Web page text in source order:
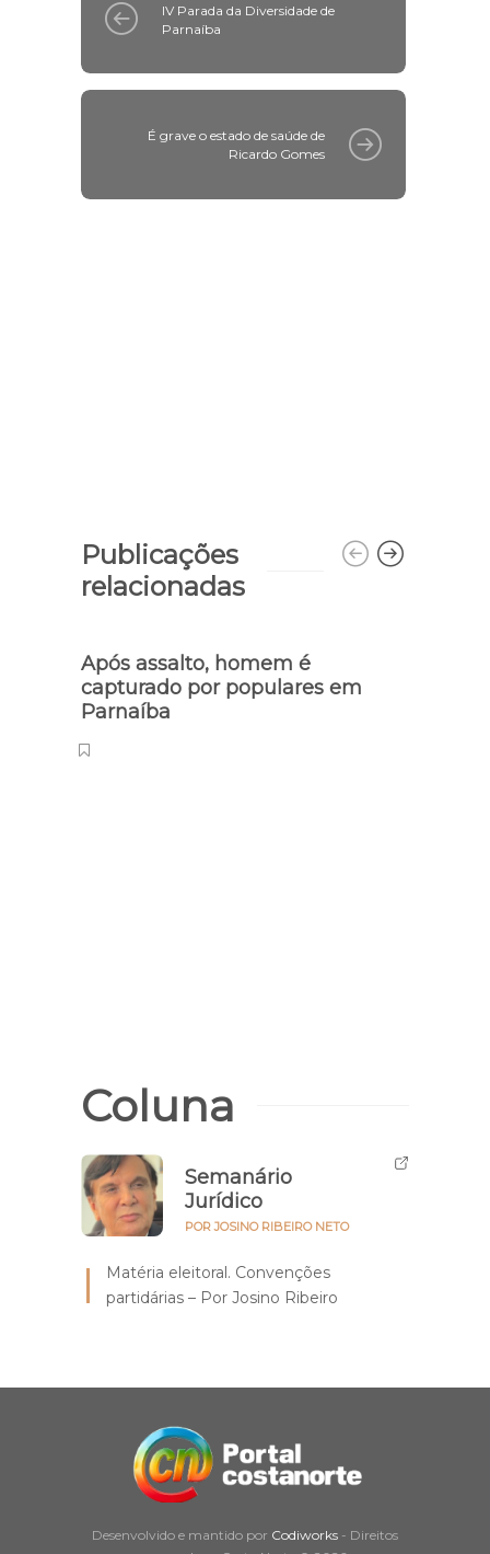
IV Parada da Diversidade de
Parnaíba
É grave o estado de saúde de
Ricardo Gomes
Publicações
relacionadas
Após assalto, homem é
capturado por populares em
Parnaíba
Coluna
Semanário
Jurídico
POR JOSINO RIBEIRO NETO
Matéria eleitoral. Convenções
partidárias – Por Josino Ribeiro
Desenvolvido e mantido por Codiworks - Direitos